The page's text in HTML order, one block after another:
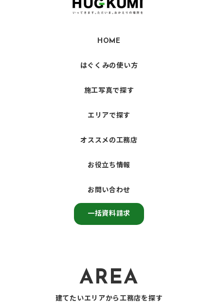
HOME
はぐくみの使い方
施工写真で探す
エリアで探す
オススメの工務店
お役立ち情報
お問い合わせ
一括資料請求
AREA
建てたいエリアから工務店を探す